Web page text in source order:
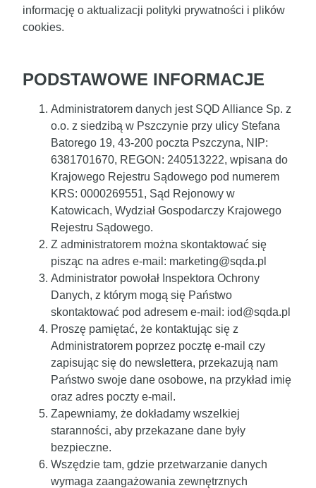
informację o aktualizacji polityki prywatności i plików
cookies.
PODSTAWOWE INFORMACJE
Administratorem danych jest SQD Alliance Sp. z
o.o. z siedzibą w Pszczynie przy ulicy Stefana
Batorego 19, 43-200 poczta Pszczyna, NIP:
6381701670, REGON: 240513222, wpisana do
Krajowego Rejestru Sądowego pod numerem
KRS: 0000269551, Sąd Rejonowy w
Katowicach, Wydział Gospodarczy Krajowego
Rejestru Sądowego.
Z administratorem można skontaktować się
pisząc na adres e-mail: marketing@sqda.pl
Administrator powołał Inspektora Ochrony
Danych, z którym mogą się Państwo
skontaktować pod adresem e-mail: iod@sqda.pl
Proszę pamiętać, że kontaktując się z
Administratorem poprzez pocztę e-mail czy
zapisując się do newslettera, przekazują nam
Państwo swoje dane osobowe, na przykład imię
oraz adres poczty e-mail.
Zapewniamy, że dokładamy wszelkiej
staranności, aby przekazane dane były
bezpieczne.
Wszędzie tam, gdzie przetwarzanie danych
wymaga zaangażowania zewnętrznych